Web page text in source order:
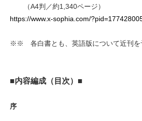
（A4判／約1,340ページ）
https://www.x-sophia.com/
※※ 各白書とも、英語版について近刊を
■内容編成（目次）■
序